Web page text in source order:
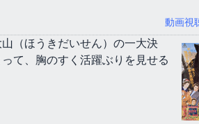
動画視
（ほうきだいせん）の一大決
て、胸のすく活躍ぶりを見せる